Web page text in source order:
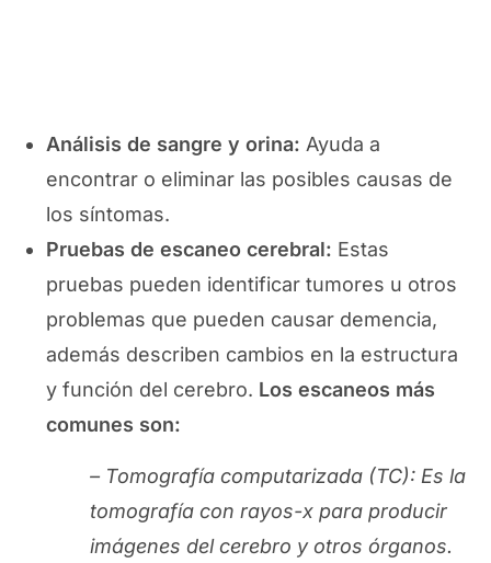
Análisis de sangre y orina: Ayuda a
encontrar o eliminar las posibles causas de
los síntomas.
Pruebas de escaneo cerebral: Estas
pruebas pueden identificar tumores u otros
problemas que pueden causar demencia,
además describen cambios en la estructura
y función del cerebro. Los escaneos más
comunes son:
– Tomografía computarizada (TC): Es la
tomografía con rayos-x para producir
imágenes del cerebro y otros órganos.